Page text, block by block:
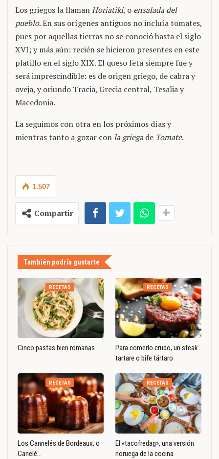
Los griegos la llamanHoriatiki, o ensalada del
pueblo. En sus orígenes antiguos no incluía tomates,
pues por aquellas tierras no se conoció hasta el siglo
XVI; y más aún: recién se hicieron presentes en este
platillo en el siglo XIX. El queso feta siempre fue y
será imprescindible: es de origen griego, de cabra y
oveja, y oriundo Tracia, Grecia central, Tesalia y
Macedonia.
La seguimos con otra en los próximos días y
mientras tanto a gozar conla griegade Tomate.
1.507
Compartir
También podría gustarte
RECETAS
Cinco pastas bien romanas
RECETAS
Para comerlo crudo, un steak
tartare o bife tártaro
RECETAS
Los Cannelés de Bordeaux, o
Canelé…
RECETAS
El «tacofredag», una versión
noruega de la cocina